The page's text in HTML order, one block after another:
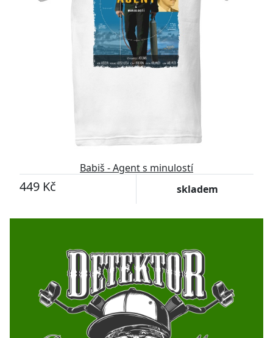
Babiš - Agent s minulostí
449 Kč skladem